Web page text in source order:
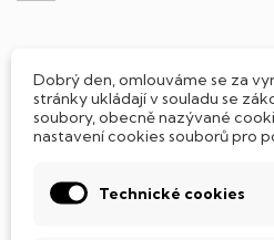
POPIS PARAMETRY
SSD Disk
Tento notebook je vybaven
diskem, který na rozdíl od
Dobrý den, omlouváme se za
stránky ukládají v souladu se
soubory, obecně nazývané
nastavení cookies souborů pro
Technické cookies